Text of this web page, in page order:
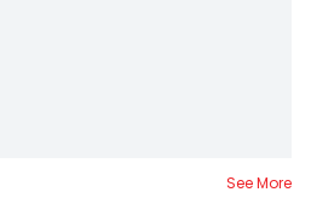
See More